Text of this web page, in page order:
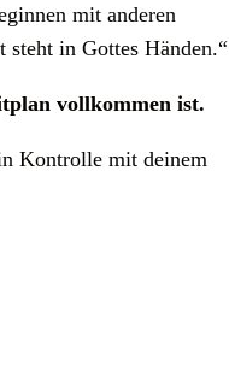
mit anderen
steht in Gottes Händen.“
vollkommen ist.
Kontrolle mit deinem